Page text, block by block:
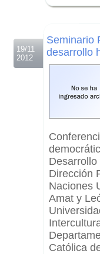
19/11
2012
Seminario
desarrollo
Dirección
Naciones
Amat y
Católica